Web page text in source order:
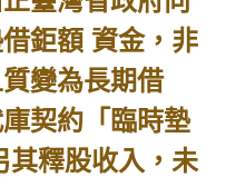
鉅額 資金，非
變為長期借
契約「臨時墊
其釋股收入，未